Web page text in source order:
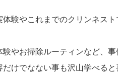
体験やこれまでのクリンネス
験やお掃除ルーティンなど、
けでなない事も沢山学べると